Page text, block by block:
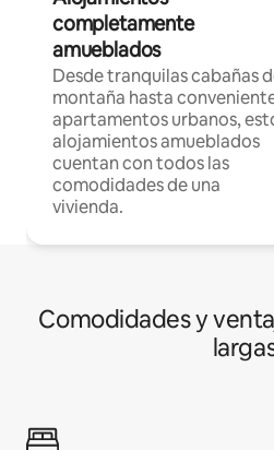
completamente
amueblados
Desde tranquilas cabañas
montaña hasta
apartamentos urbanos,
alojamientos amueblados
cuentan con todos las
comodidades de una
vivienda.
Comodidades y